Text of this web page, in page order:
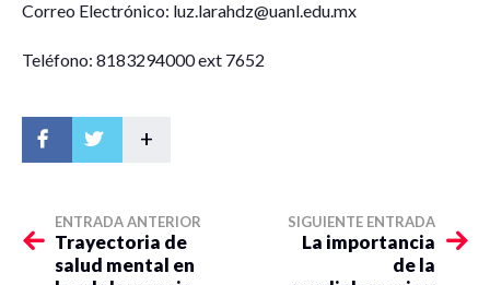
Correo Electrónico: luz.larahdz@uanl.edu.mx
Teléfono: 8183294000 ext 7652
+
ENTRADA ANTERIOR
Trayectoria de
salud mental en
SIGUIENTE ENTRADA
La importancia
de la